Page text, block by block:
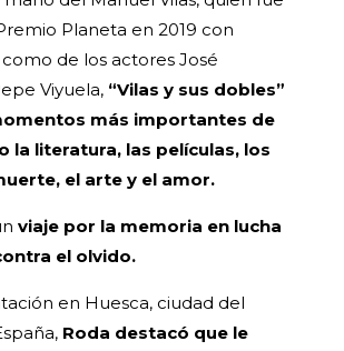
Planeta en 2019 con
como de los actores José
Viyuela, “Vilas y sus dobles”
más importantes de
la literatura, las películas, los
el arte y el amor.
viaje por la memoria en lucha
el olvido.
en Huesca, ciudad del
Roda destacó que le